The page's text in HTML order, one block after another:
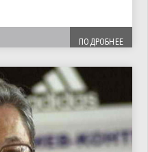
ПОДРОБНЕЕ